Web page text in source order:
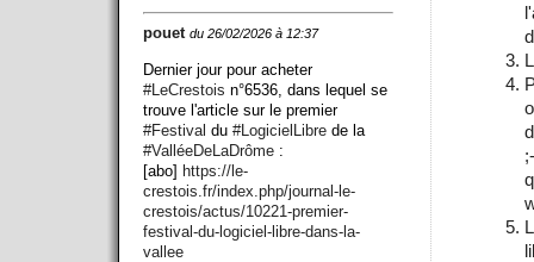
pouet du 26/02/2026 à 12:37
Dernier jour pour acheter
#LeCrestois n°6536, dans lequel se
trouve l'article sur le premier
#Festival du #LogicielLibre de la
#ValléeDeLaDrôme :
[abo] https://le-
crestois.fr/index.php/journal-le-
crestois/actus/10221-premier-
festival-du-logiciel-libre-dans-la-
vallee